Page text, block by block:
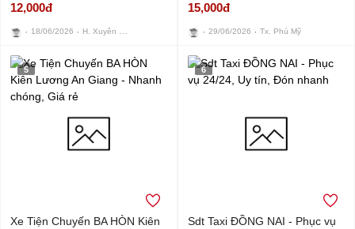
12,000đ
18/06/2026
15,000đ
29/06/2026 Tx. Phú Mỹ
5
Xe Tiện Chuyến BA HÒN Kiên
6
Sdt Taxi ĐỒNG NAI - Phục vụ